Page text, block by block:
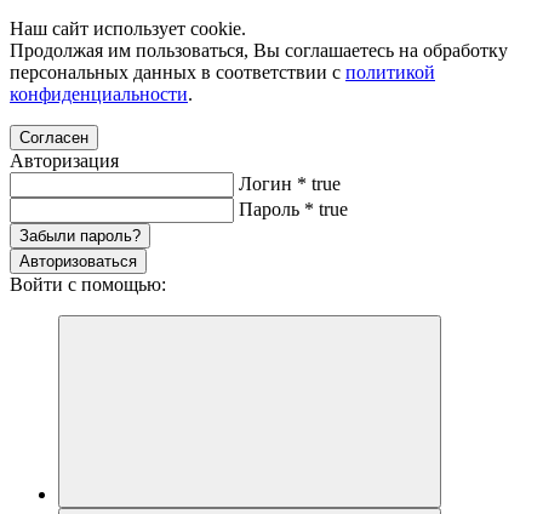
Наш сайт использует cookie.
Продолжая им пользоваться, Вы соглашаетесь на обработку
персональных данных в соответствии с политикой
конфиденциальности.
Согласен
Авторизация
Логин * true
Пароль * true
Забыли пароль?
Авторизоваться
Войти с помощью: